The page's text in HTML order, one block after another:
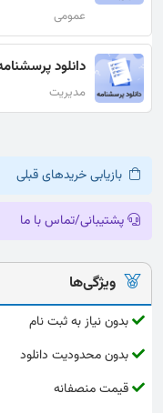
عمومی
دانلود
مدیریت
بازیابی خریدهای قبلی
پشتیبانی/تماس با ما
ویژگی‌ها
بدون نیاز به ثبت نام
بدون محدودیت دانلود
قیمت منصفانه